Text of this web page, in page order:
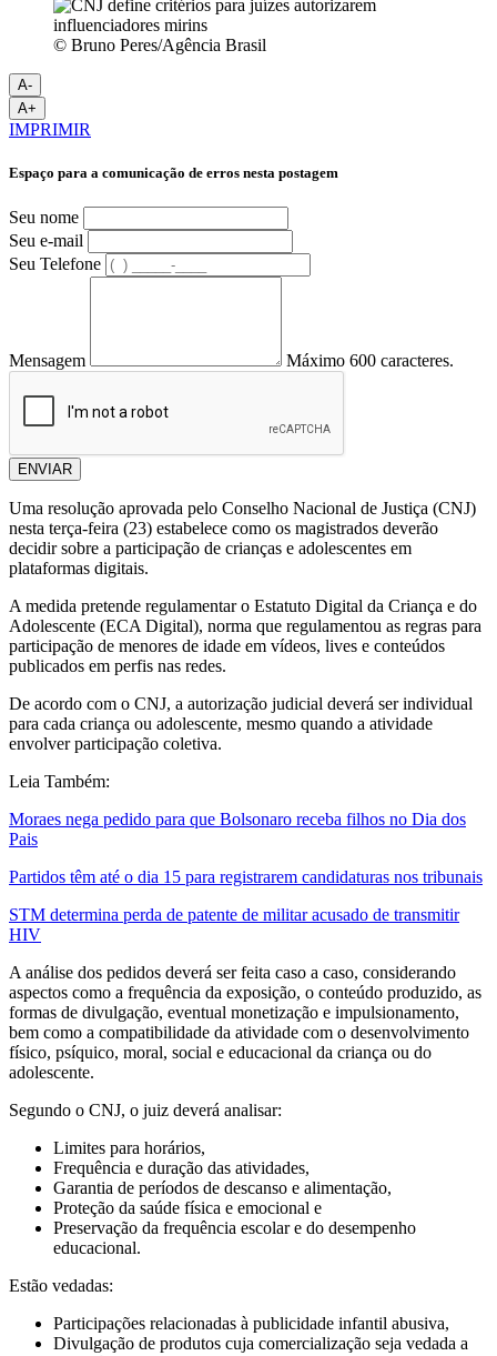
© Bruno Peres/Agência Brasil
A-
A+
IMPRIMIR
Espaço para a comunicação de erros nesta postagem
Seu nome
Seu e-mail
Seu Telefone
Mensagem Máximo 600 caracteres.
ENVIAR
Uma resolução aprovada pelo Conselho Nacional de Justiça (CNJ)
nesta terça-feira (23) estabelece como os magistrados deverão
decidir sobre a participação de crianças e adolescentes em
plataformas digitais.
A medida pretende regulamentar o Estatuto Digital da Criança e do
Adolescente (ECA Digital), norma que regulamentou as regras para
participação de menores de idade em vídeos, lives e conteúdos
publicados em perfis nas redes.
De acordo com o CNJ, a autorização judicial deverá ser individual
para cada criança ou adolescente, mesmo quando a atividade
envolver participação coletiva.
Leia Também:
Moraes nega pedido para que Bolsonaro receba filhos no Dia dos
Pais
Partidos têm até o dia 15 para registrarem candidaturas nos tribunais
STM determina perda de patente de militar acusado de transmitir
HIV
A análise dos pedidos deverá ser feita caso a caso, considerando
aspectos como a frequência da exposição, o conteúdo produzido, as
formas de divulgação, eventual monetização e impulsionamento,
bem como a compatibilidade da atividade com o desenvolvimento
físico, psíquico, moral, social e educacional da criança ou do
adolescente.
Segundo o CNJ, o juiz deverá analisar:
Limites para horários,
Frequência e duração das atividades,
Garantia de períodos de descanso e alimentação,
Proteção da saúde física e emocional e
Preservação da frequência escolar e do desempenho
educacional.
Estão vedadas:
Participações relacionadas à publicidade infantil abusiva,
Divulgação de produtos cuja comercialização seja vedada a